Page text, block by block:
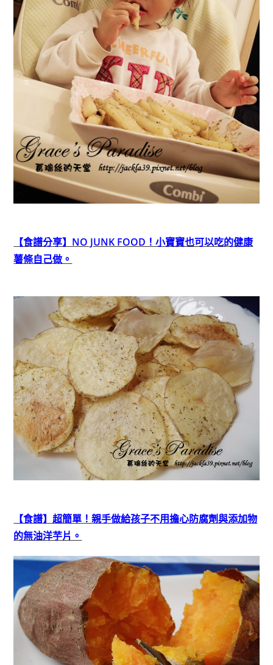
【食譜分享】NO JUNK FOOD！小寶寶也可以吃的健康
薯條自己做。
【食譜】超簡單！親手做給孩子不用擔心防腐劑與添加物
的無油洋芋片。